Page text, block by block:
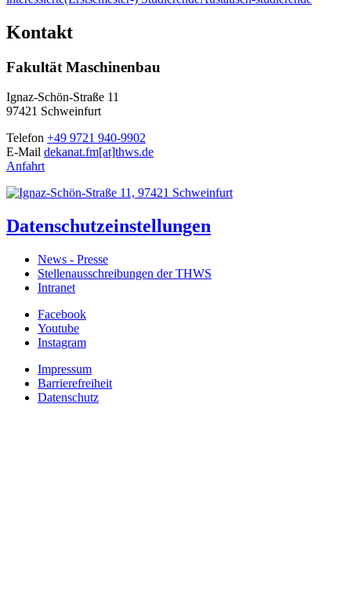
Kontakt
Fakultät Maschinenbau
Ignaz-Schön-Straße 11
97421 Schweinfurt
Telefon +49 9721 940-9902
E-Mail dekanat.fm[at]thws.de
Anfahrt
Datenschutzeinstellungen
News - Presse
Stellenausschreibungen der THWS
Intranet
Facebook
Youtube
Instagram
Impressum
Barrierefreiheit
Datenschutz